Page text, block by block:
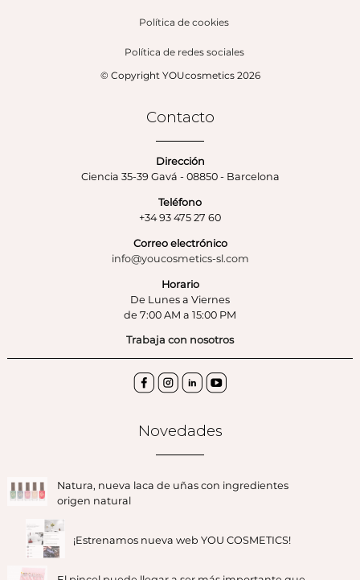
Política de cookies
Política de redes sociales
© Copyright YOUcosmetics 2026
Contacto
Dirección
Ciencia 35-39 Gavá - 08850 - Barcelona
Teléfono
+34 93 475 27 60
Correo electrónico
info@youcosmetics-sl.com
Horario
De Lunes a Viernes
de 7:00 AM a 15:00 PM
Trabaja con nosotros
Novedades
Natura, nueva laca de uñas con ingredientes
origen natural
¡Estrenamos nueva web YOU COSMETICS!